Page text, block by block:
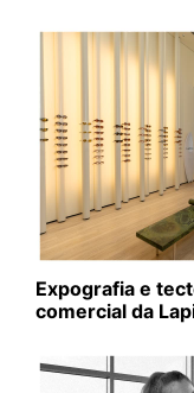
Expografia e
comercial da